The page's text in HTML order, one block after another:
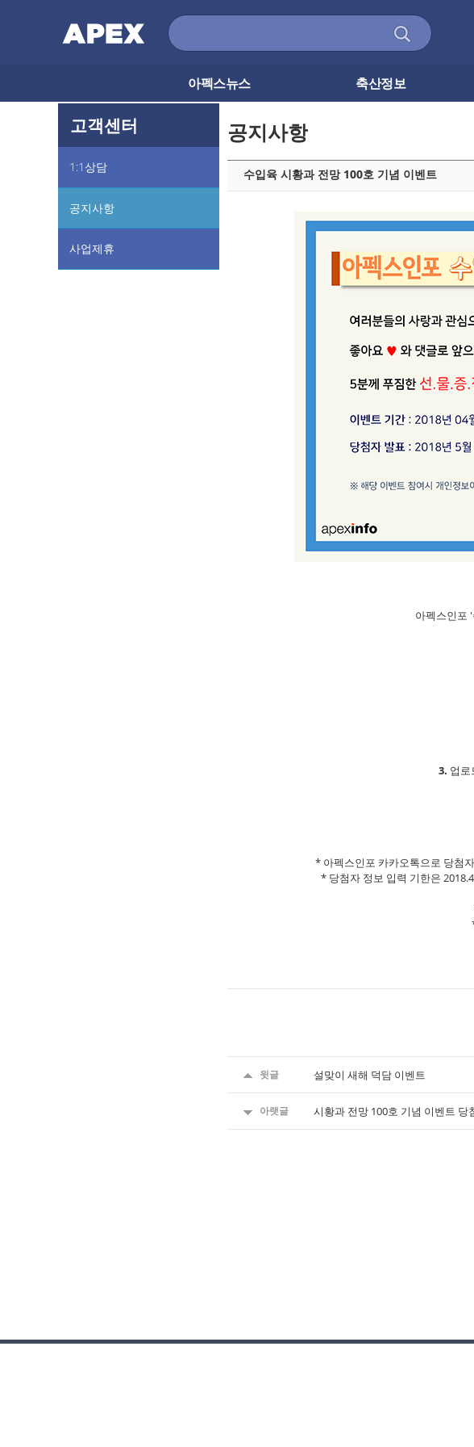
아펙스뉴스 축산정보
고객센터
1:1상담
공지사항
사업제휴
공지사항
수입육 시황과 전망 100호 기념 이벤트
아펙스인포
3. 업로
* 아펙스인포 카카오톡으로 당첨
* 당첨자 정보 입력 기한은
윗글 설맞이 새해 덕담 이벤트
아랫글 시황과 전망 100호 기념 이벤트 당